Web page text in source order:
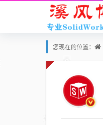
您现在的位置：